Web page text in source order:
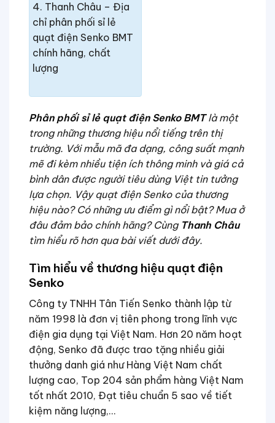
Thanh Châu – Địa
chỉ phân phối sỉ lẻ
quạt điện Senko BMT
chính hãng, chất
lượng
Phân phối sỉ lẻ quạt điện Senko BMT là một
trong những thương hiệu nổi tiếng trên thị
trường. Với mẫu mã đa dạng, công suất mạnh
mẽ đi kèm nhiều tiện ích thông minh và giá cả
bình dân được người tiêu dùng Việt tin tưởng
lựa chọn. Vậy quạt điện Senko của thương
hiệu nào? Có những ưu điểm gì nổi bật? Mua ở
đâu đảm bảo chính hãng? Cùng Thanh Châu
tìm hiểu rõ hơn qua bài viết dưới đây.
Tìm hiểu về thương hiệu quạt điện
Senko
Công ty TNHH Tân Tiến Senko thành lập từ
năm 1998 là đơn vị tiên phong trong lĩnh vực
điện gia dụng tại Việt Nam. Hơn 20 năm hoạt
động, Senko đã được trao tặng nhiều giải
thưởng danh giá như Hàng Việt Nam chất
lượng cao, Top 204 sản phẩm hàng Việt Nam
tốt nhất 2010, Đạt tiêu chuẩn 5 sao về tiết
kiệm năng lượng,…